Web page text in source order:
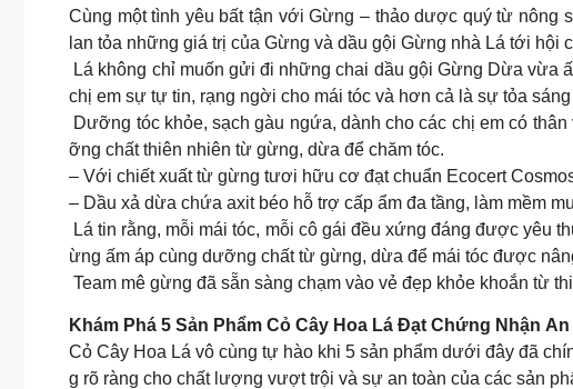
Cùng một tình yêu bất tận với Gừng – thảo dược quý từ nông
lan tỏa những giá trị của Gừng và dầu gội Gừng nhà Lá tới hội
Lá không chỉ muốn gửi đi những chai dầu gội Gừng Dừa
chị em sự tự tin, rạng ngời cho mái tóc và hơn cả là sự tỏa
Dưỡng tóc khỏe, sạch gàu ngứa, dành cho các chị em có
ỡng chất thiên nhiên từ gừng, dừa để chăm tóc.
– Với chiết xuất từ gừng tươi hữu cơ đạt chuẩn Ecocert
– Dầu xả dừa chứa axit béo hỗ trợ cấp ẩm đa tầng, làm mềm
Lá tin rằng, mỗi mái tóc, mỗi cô gái đều xứng đáng được yêu
ừng ấm áp cùng dưỡng chất từ gừng, dừa để mái tóc được
Team mê gừng đã sẵn sàng chạm vào vẻ đẹp khỏe khoắn từ
Khám Phá 5 Sản Phẩm Cỏ Cây Hoa Lá Đạt Chứng Nhận
Cỏ Cây Hoa Lá vô cùng tự hào khi 5 sản phẩm dưới đây đã
g rõ ràng cho chất lượng vượt trội và sự an toàn của các sản